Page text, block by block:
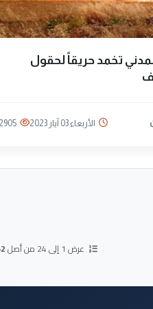
تخمد حريقاً لحقول
الأربعاء 03 آيار 2023 2905
عرض 1 إلى 24 من أصل